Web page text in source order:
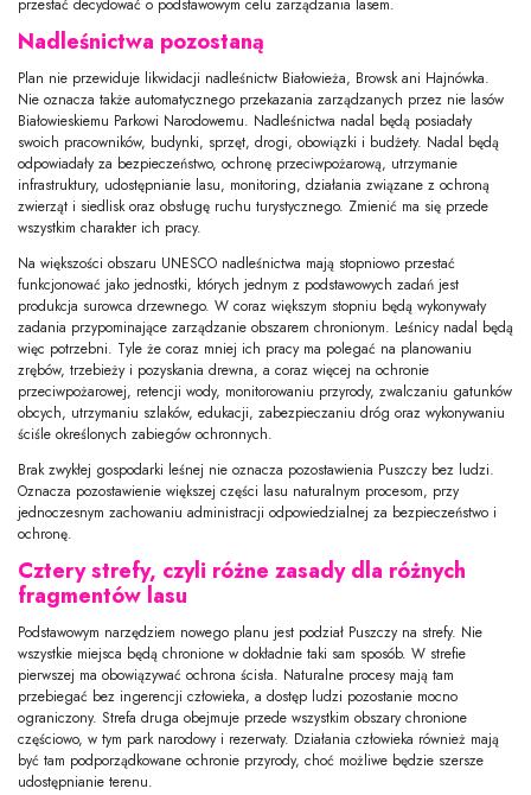
Nadleśnictwa pozostaną
Plan nie przewiduje likwidacji nadleśnictw Białowieża, Browsk ani Hajnówka.
Nie oznacza także automatycznego przekazania zarządzanych przez nie lasów
Białowieskiemu Parkowi Narodowemu. Nadleśnictwa nadal będą posiadały
swoich pracowników, budynki, sprzęt, drogi, obowiązki i budżety. Nadal będą
odpowiadały za bezpieczeństwo, ochronę przeciwpożarową, utrzymanie
infrastruktury, udostępnianie lasu, monitoring, działania związane z ochroną
zwierząt i siedlisk oraz obsługę ruchu turystycznego. Zmienić ma się przede
wszystkim charakter ich pracy.
Na większości obszaru UNESCO nadleśnictwa mają stopniowo przestać
funkcjonować jako jednostki, których jednym z podstawowych zadań jest
produkcja surowca drzewnego. W coraz większym stopniu będą wykonywały
zadania przypominające zarządzanie obszarem chronionym. Leśnicy nadal będą
więc potrzebni. Tyle że coraz mniej ich pracy ma polegać na planowaniu
zrębów, trzebieży i pozyskania drewna, a coraz więcej na ochronie
przeciwpożarowej, retencji wody, monitorowaniu przyrody, zwalczaniu gatunków
obcych, utrzymaniu szlaków, edukacji, zabezpieczaniu dróg oraz wykonywaniu
ściśle określonych zabiegów ochronnych.
Brak zwykłej gospodarki leśnej nie oznacza pozostawienia Puszczy bez ludzi.
Oznacza pozostawienie większej części lasu naturalnym procesom, przy
jednoczesnym zachowaniu administracji odpowiedzialnej za bezpieczeństwo i
ochronę.
Cztery strefy, czyli różne zasady dla różnych
fragmentów lasu
Podstawowym narzędziem nowego planu jest podział Puszczy na strefy. Nie
wszystkie miejsca będą chronione w dokładnie taki sam sposób. W strefie
pierwszej ma obowiązywać ochrona ścisła. Naturalne procesy mają tam
przebiegać bez ingerencji człowieka, a dostęp ludzi pozostanie mocno
ograniczony. Strefa druga obejmuje przede wszystkim obszary chronione
częściowo, w tym park narodowy i rezerwaty. Działania człowieka również mają
być tam podporządkowane ochronie przyrody, choć możliwe będzie szersze
udostępnianie terenu.